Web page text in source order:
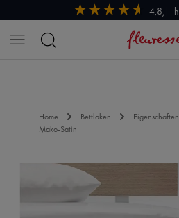
Zum Hauptinhalt springen 4,8/5
Home Bettlaken Eigenschaften
Mako-Satin
Bildergalerie überspringen